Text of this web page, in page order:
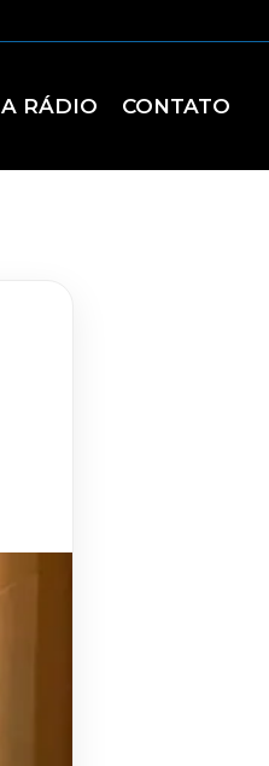
A RÁDIO CONTATO